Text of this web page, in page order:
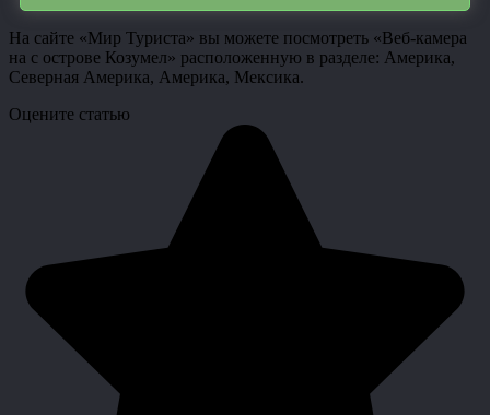
На сайте «Мир Туриста» вы можете посмотреть «Веб-камера
на с острове Козумел» расположенную в разделе: Америка,
Северная Америка, Америка, Мексика.
Оцените статью